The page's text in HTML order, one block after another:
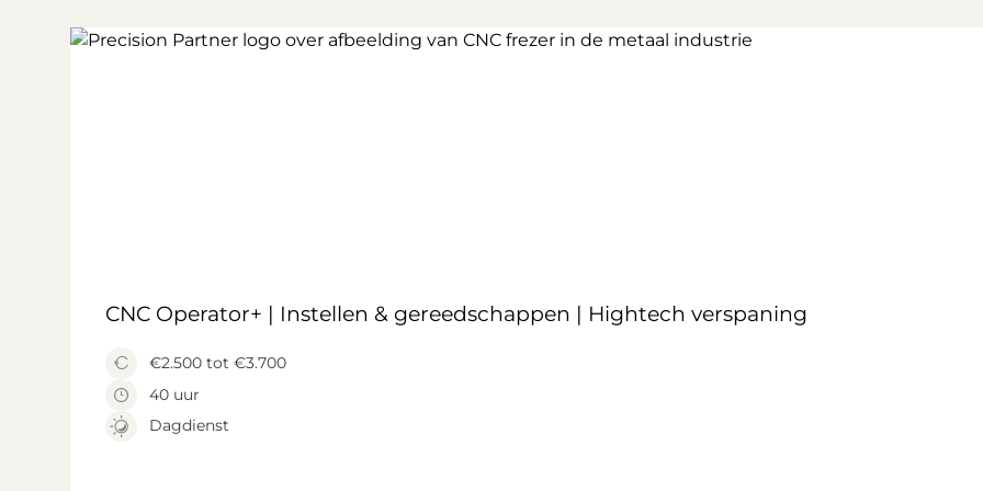
CNC Operator+ | Instellen & gereedschappen | Hightech verspaning
€2.500 tot €3.700
40 uur
Dagdienst